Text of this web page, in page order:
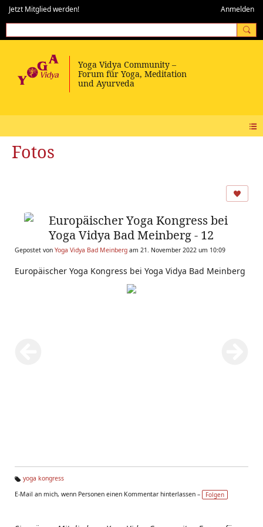
Jetzt Mitglied werden! Anmelden
Fotos
Europäischer Yoga Kongress bei
Yoga Vidya Bad Meinberg - 12
Gepostet von Yoga Vidya Bad Meinberg am 21. November 2022 um 10:09
Europäischer Yoga Kongress bei Yoga Vidya Bad Meinberg
g
yoga kongress
E-Mail an mich, wenn Personen einen Kommentar hinterlassen –
Folgen